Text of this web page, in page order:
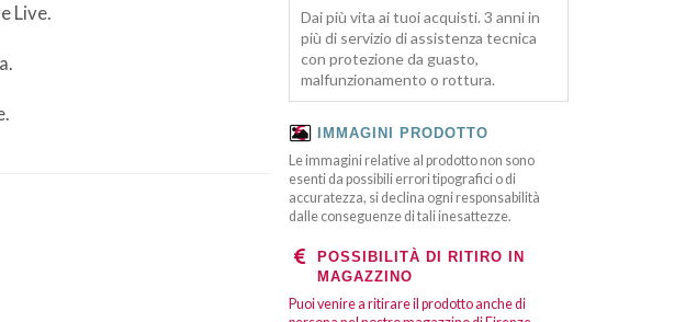
Live.
Dai più vita ai tuoi acquisti. 3 anni in
più di servizio di assistenza tecnica
con protezione da guasto,
malfunzionamento o rottura.
IMMAGINI PRODOTTO
Le immagini relative al prodotto non sono
esenti da possibili errori tipografici o di
accuratezza, si declina ogni responsabilità
dalle conseguenze di tali inesattezze.
POSSIBILITÀ DI RITIRO IN
MAGAZZINO
Puoi venire a ritirare il prodotto anche di